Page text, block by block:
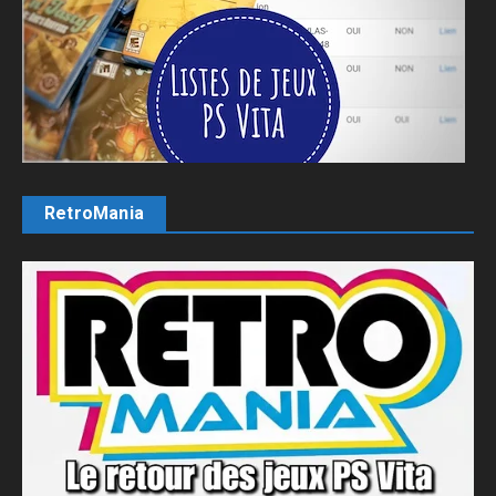
RetroMania